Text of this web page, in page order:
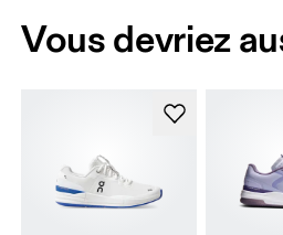
Vous devriez